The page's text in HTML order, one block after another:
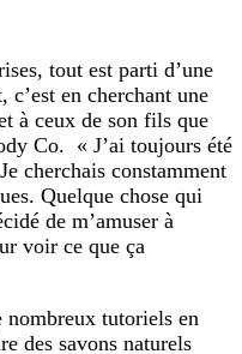
tout est parti d’une
en cherchant une
à ceux de son fils que
Co. « J’ai toujours été
cherchais constamment
Quelque chose qui
de m’amuser à
voir ce que ça
nombreux tutoriels en
des savons naturels